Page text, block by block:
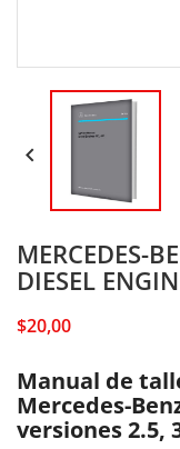

MERCEDES-
DIESEL
$20,00
Manual de
Mercedes-
versiones 2.5,